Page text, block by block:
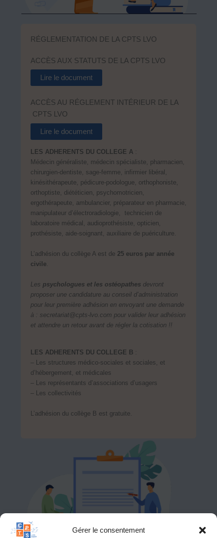
Gérer le consentement
RÉGLEMENTATION DE LA CPTS LVO
ACCÈS AUX STATUTS DE LA CPTS LVO
Lire le document
ACCÈS AU RÉGLEMENT INTÉRIEUR DE LA
CPTS LVO
Lire le document
LES ADHERENTS DU COLLEGE A:
Médecin généraliste, médecin spécialiste, pharmacien,
chirurgien-dentiste, sage-femme, infirmier libéral,
kinésithérapeute, pédicure-podologue, orthophoniste,
orthoptiste, diététicien, psychomotricien,
ergothérapeute, ambulancier, préparateur en pharmacie,
manipulateur d’électroradiologie, technicien de
laboratoire médical, audioprothésiste, opticien,
prothésiste, aide-soignant, auxiliaire de puériculture.
L’adhésion du collège A est de 25 euros par année
civile.
Les psychologues et les ostéopathes devront
proposer une candidature au conseil d’administration
pour leur première adhésion en envoyant une demande
à : secretariat@cpts-lvo.com pour valider leur adhésion
et attendre un retour avant de régler la cotisation !!
LES ADHERENTS DU COLLEGE B:
– Les structures médico-sociales et sociales, et
d’hébergement, et médicales
– Les représentants d’associations d’usagers
– Les collectivités
L’adhésion du collège B est gratuite.